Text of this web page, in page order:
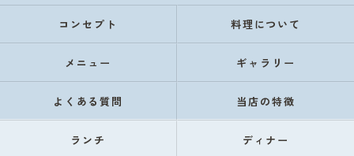
コンセプト 料理について
メニュー ギャラリー
よくある質問 当店の特徴
ランチ ディナー